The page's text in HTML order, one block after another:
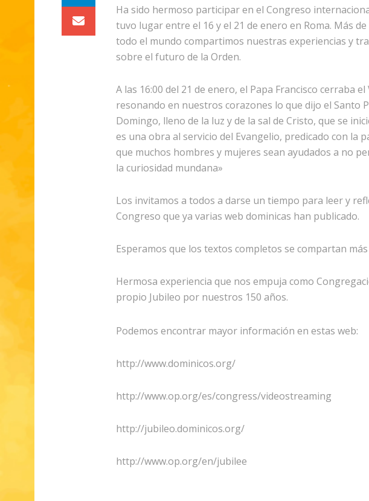
Ha sido hermoso participar en el Congreso
tuvo lugar entre el 16 y el 21 de enero en Roma. Más
todo el mundo compartimos nuestras experiencias y
sobre el futuro de la Orden.
A las 16:00 del 21 de enero, el Papa Francisco cerraba
resonando en nuestros corazones lo que dijo el Santo
Domingo, lleno de la luz y de la sal de Cristo, que se
es una obra al servicio del Evangelio, predicado con la
que muchos hombres y mujeres sean ayudados a no
la curiosidad mundana»
Los invitamos a todos a darse un tiempo para leer y
Congreso que ya varias web dominicas han publicado.
Esperamos que los textos completos se compartan
Hermosa experiencia que nos empuja como
propio Jubileo por nuestros 150 años.
Podemos encontrar mayor información en estas web:
http://www.dominicos.org/
http://www.op.org/es/congress/videostreaming
http://jubileo.dominicos.org/
http://www.op.org/en/jubilee